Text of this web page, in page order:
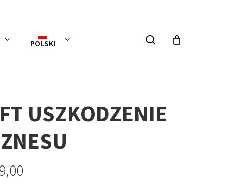
POLSKI szukaj
USZKODZENIE